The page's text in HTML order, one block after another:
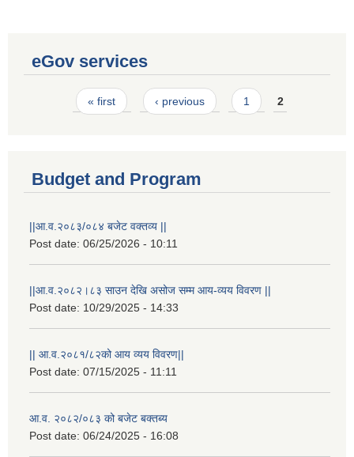
eGov services
Pages« first ‹ previous 1 2
Budget and Program
||आ.व.२०८३/०८४ बजेट वक्तव्य ||
Post date: 06/25/2026 - 10:11
||आ.व.२०८२।८३ साउन देखि असोज सम्म आय-व्यय विवरण ||
Post date: 10/29/2025 - 14:33
|| आ.व.२०८१/८२को आय व्यय विवरण||
Post date: 07/15/2025 - 11:11
आ.व. २०८२/०८३ को बजेट बक्तब्य
Post date: 06/24/2025 - 16:08